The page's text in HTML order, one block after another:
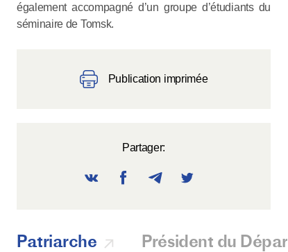
également accompagné d’un groupe d’étudiants du
séminaire de Tomsk.
Publication imprimée
Partager:
Patriarche Président du